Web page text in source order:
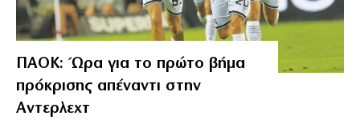
ΠΑΟΚ: Ώρα για το πρώτο βήμα
πρόκρισης απέναντι στην
Αντερλεχτ